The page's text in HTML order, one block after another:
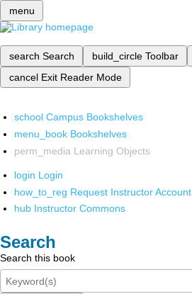
menu
search Search build_circle Toolbar
cancel Exit Reader Mode
school Campus Bookshelves
menu_book Bookshelves
perm_media Learning Objects
login Login
how_to_reg Request Instructor Account
hub Instructor Commons
Search
Search this book